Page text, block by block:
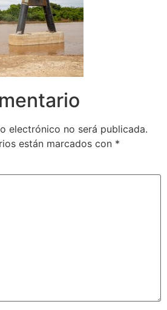
electrónico no será publicada.
están marcados con *